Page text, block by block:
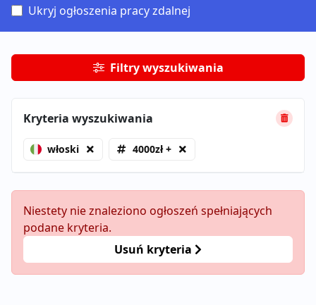
Ukryj ogłoszenia pracy zdalnej
Filtry wyszukiwania
Kryteria wyszukiwania
włoski 4000zł +
Niestety nie znaleziono ogłoszeń spełniających
podane kryteria.
Usuń kryteria